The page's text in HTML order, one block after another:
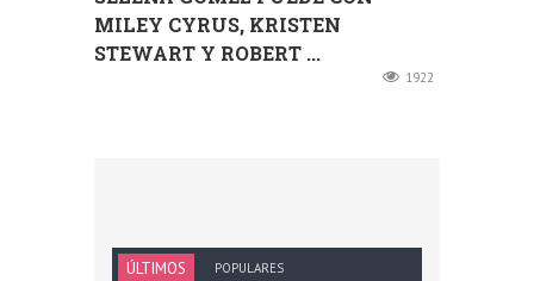
MILEY CYRUS, KRISTEN
STEWART Y ROBERT ...
1922
ÚLTIMOS POPULARES